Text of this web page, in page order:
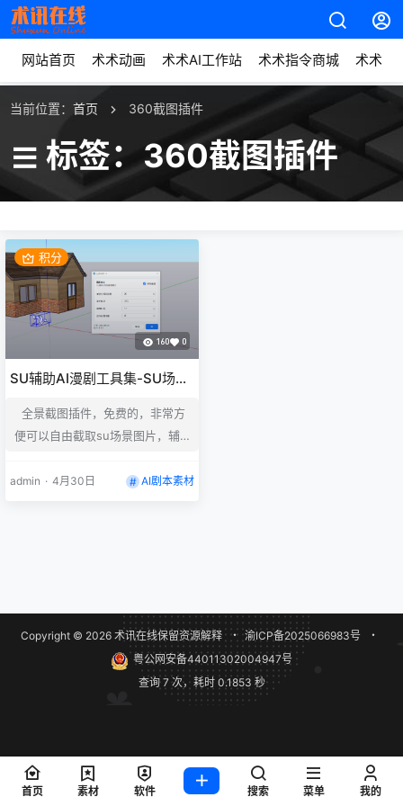
网站首页 术术动画 术术AI工作站 术术指令商城 术术动
当前位置： 首页 360截图插件
标签：360截图插件
积分
160 0
SU辅助AI漫剧工具集-SU场景
全景截图插件，免费的，非常方
便可以自由截取su场景图片，辅
个截图方便太多了。
admin · 4月30日 AI剧本素材
Copyright © 2026术讯在线保留资源解释 ・ 渝ICP备2025066983号
・
粤公网安备44011302004947号
查询 7 次，耗时 0.1853 秒
首页 素材 软件 搜索 菜单 我的